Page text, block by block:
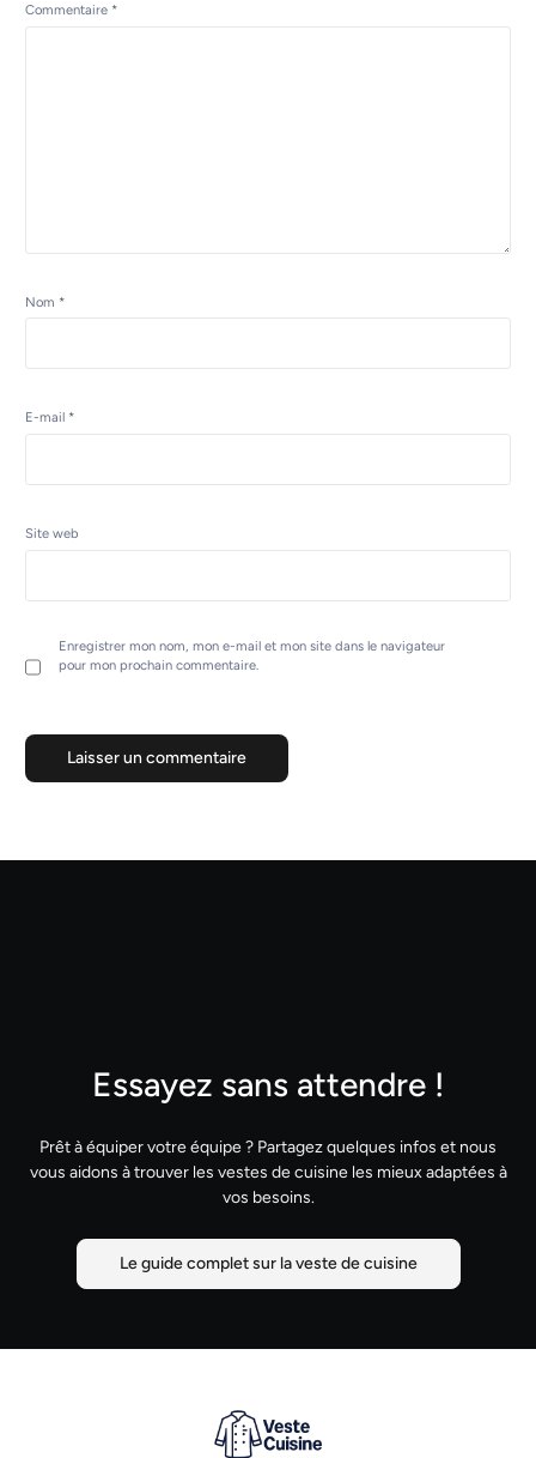
Commentaire *
Nom *
E-mail *
Site web
Enregistrer mon nom, mon e-mail et mon site dans le navigateur
pour mon prochain commentaire.
Essayez sans attendre !
Prêt à équiper votre équipe ? Partagez quelques infos et nous
vous aidons à trouver les vestes de cuisine les mieux adaptées à
vos besoins.
Le guide complet sur la veste de cuisine